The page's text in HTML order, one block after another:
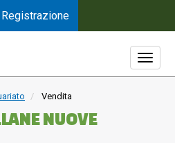
Vendita
NUOVE